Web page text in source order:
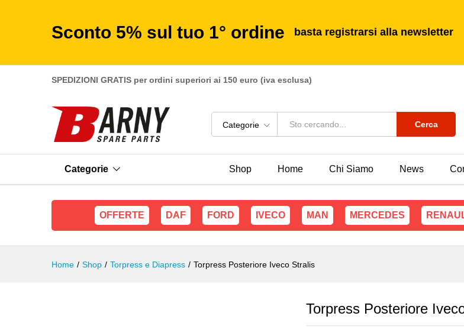
Sconto 5% sul tuo 1° ordine basta registrarsi alla newsletter
SPEDIZIONI GRATIS per ordini superiori ai 150 euro (iva esclusa)
Categorie Cerca
Categorie Shop Home Chi Siamo News
OFFERTE DAF FORD IVECO MAN MERCEDES
Home / Shop / Torpress e Diapress / Torpress Posteriore Iveco Stralis
Torpress Posteriore